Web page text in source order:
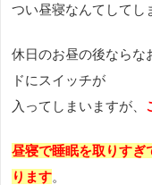
つい昼寝なんてしてし
休日のお昼の後ならな
ドにスイッチが
入ってしまいますが、
昼寝で睡眠を取りすぎ
ります。